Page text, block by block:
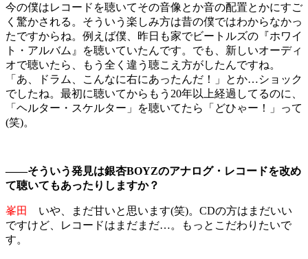
今の僕はレコードを聴いてその音像とか音の配置とかにすご
く驚かされる。そういう楽しみ方は昔の僕ではわからなかっ
たですからね。例えば僕、昨日も家でビートルズの『ホワイ
ト・アルバム』を聴いていたんです。でも、新しいオーディ
オで聴いたら、もう全く違う聴こえ方がしたんですね。
「あ、ドラム、こんなに右にあったんだ！」とか…ショック
でしたね。最初に聴いてからもう20年以上経過してるのに、
「ヘルター・スケルター」を聴いてたら「どひゃー！」って
(笑)。
――そういう発見は銀杏BOYZのアナログ・レコードを改め
て聴いてもあったりしますか？
峯田
いや、まだ甘いと思います(笑)。CDの方はまだいい
ですけど、レコードはまだまだ…。もっとこだわりたいで
す。